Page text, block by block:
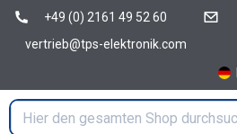
+49 (0) 2161 49 52 60
vertrieb@tps-elektronik.com